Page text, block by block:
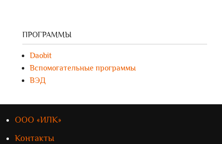
ПРОГРАММЫ
Daobit
Вспомогательные программы
ВЭД
ООО «ИЛК»
Контакты